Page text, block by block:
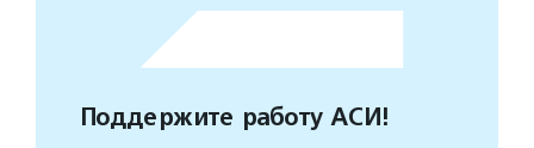
Поддержите работу АСИ!